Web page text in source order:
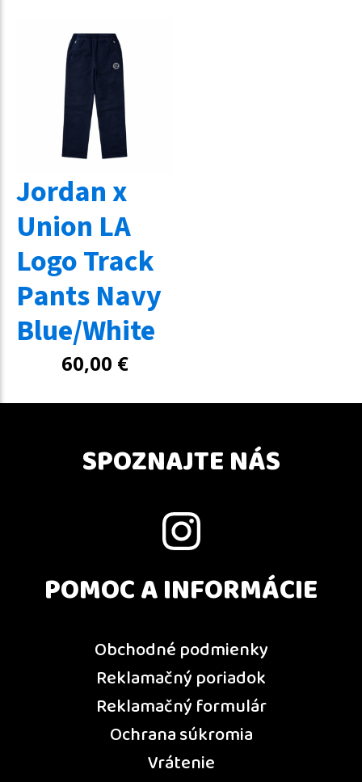
Jordan x
Union LA
Logo Track
Pants Navy
Blue/White
60,00 €
SPOZNAJTE NÁS
POMOC A INFORMÁCIE
Obchodné podmienky
Reklamačný poriadok
Reklamačný formulár
Ochrana súkromia
Vrátenie